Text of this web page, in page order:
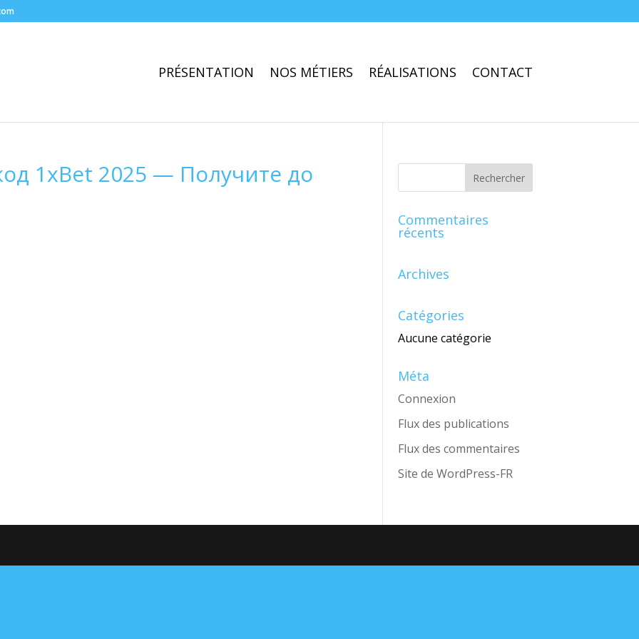
PRÉSENTATION NOS MÉTIERS RÉALISATIONS CONTACT
1xBet 2025 — Получите до
Commentaires
récents
Archives
Catégories
Aucune catégorie
Méta
Connexion
Flux des publications
Flux des commentaires
Site de WordPress-FR